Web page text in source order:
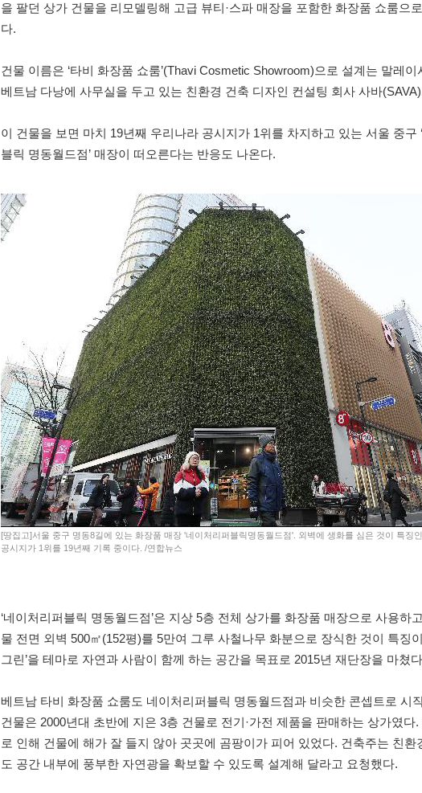
을 팔던 상가 건물을 리모델링해 고급 뷰티·스파 매장을 포함한 화장품 쇼룸으
다.
건물 이름은 ‘타비 화장품 쇼룸’(Thavi Cosmetic Showroom)으로 설계는 말레이
베트남 다낭에 사무실을 두고 있는 친환경 건축 디자인 컨설팅 회사 사바
이 건물을 보면 마치 19년째 우리나라 공시지가 1위를 차지하고 있는 서울 중구
블릭 명동월드점’ 매장이 떠오른다는 반응도 나온다.
[땅집고]서울 중구 명동8길에 있는 화장품 매장 '네이처리퍼블릭명동월드점'. 외벽에 생화를 심은 것이 특징
공시지가 1위를 19년째 기록 중이다. /연합뉴스
‘네이처리퍼블릭 명동월드점’은 지상 5층 전체 상가를 화장품 매장으로 사용하
물 전면 외벽 500㎡(152평)를 5만여 그루 사철나무 화분으로 장식한 것이 특징
그린’을 테마로 자연과 사람이 함께 하는 공간을 목표로 2015년 재단장을 마쳤
베트남 타비 화장품 쇼룸도 네이처리퍼블릭 명동월드점과 비슷한 콘셉트로 시
건물은 2000년대 초반에 지은 3층 건물로 전기·가전 제품을 판매하는 상가였다.
로 인해 건물에 해가 잘 들지 않아 곳곳에 곰팡이가 피어 있었다. 건축주는 친환
도 공간 내부에 풍부한 자연광을 확보할 수 있도록 설계해 달라고 요청했다.